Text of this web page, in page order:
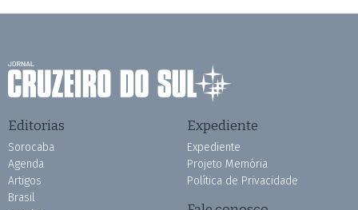
Editorias
Sorocaba
Agenda
Artigos
Brasil
Expediente
Expediente
Projeto Memória
Política de Privacidade